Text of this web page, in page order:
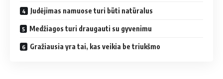
Judėjimas namuose turi būti natūralus
Medžiagos turi draugauti su gyvenimu
Gražiausia yra tai, kas veikia be triukšmo